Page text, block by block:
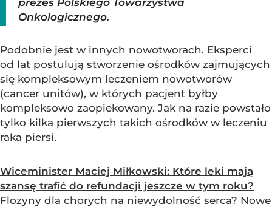
Onkologicznego.
Podobnie jest w innych nowotworach. Eksperci
od lat postulują stworzenie ośrodków zajmujących
się kompleksowym leczeniem nowotworów
(cancer unitów), w których pacjent byłby
kompleksowo zaopiekowany. Jak na razie powstało
tylko kilka pierwszych takich ośrodków w leczeniu
raka piersi.
Wiceminister Maciej Miłkowski: Które leki mają
szansę trafić do refundacji jeszcze w tym roku?
Flozyny dla chorych na niewydolność serca? Nowe